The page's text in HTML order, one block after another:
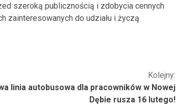
szeroką publicznością i zdobycia cennych
zainteresowanych do udziału i życzą
Kolejny:
linia autobusowa dla pracowników w Nowej
Dębie rusza 16 lutego!